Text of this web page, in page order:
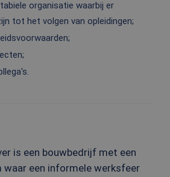
organisatie waarbij er
tot het volgen van opleidingen;
is een bouwbedrijf met een
waar een informele werksfeer